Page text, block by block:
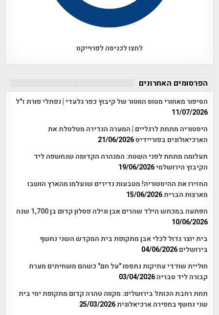
לחצו לכניסה לפרוייקט
הפרסומים האחרונים
הסיפור מאחורי מטוס הווטור של קיבוץ כפר גלעדי | נפתלי פורת ז"ל
11/07/2026
היסטוריה מתחת לרגליים | המערה הנדירה מטלטלת את
הארכיאולוגים בפוריידיס21/06/2026
תעלומה מתחת לפני השטח: המנהרה הקדומה שנחשפה ליד
הקיבוץ הירושלמי19/06/2026
החזירו את ההיסטוריה! מטבעות נדירים שנעלמו מהארץ הושבו
מארצות הברית15/06/2026
הפתעה במכתש הילד שהרים אבן וגילה פסלון קדום בן 1,700 שנה
10/06/2026
בית יוצר גדול לכלי אבן מתקופת בית המקדש השני נחשף
בירושלים 04/06/2026
חוליית שודדי עתיקות נתפסו "על חם" כשהם משחיתים מערת
קבורה ליד טבריה 03/04/2026
תחת רחבת הכותל בירושלים: מקווה טהרה קדום מתקופת ימי בית
שני נחשף בחפירה ארכיאלוגית25/03/2026